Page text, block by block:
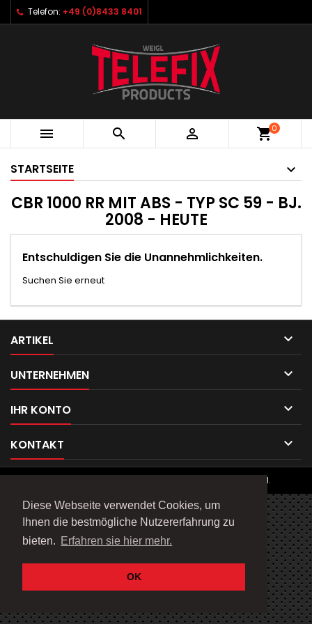
Diese Webseite verwendet Cookies, um
Ihnen die bestmögliche Nutzererfahrung zu
bieten. Erfahren sie hier mehr.
OK
Telefon: +49 (0)8433 8401
   shopping_cart0
STARTSEITE
CBR 1000 RR MIT ABS - TYP SC 59 - BJ.
2008 - HEUTE
Entschuldigen Sie die Unannehmlichkeiten.
Suchen Sie erneut
ARTIKEL 
UNTERNEHMEN 
IHR KONTO 
KONTAKT 
© Copyright 2026 Telefix Products. All Rights Reserved.